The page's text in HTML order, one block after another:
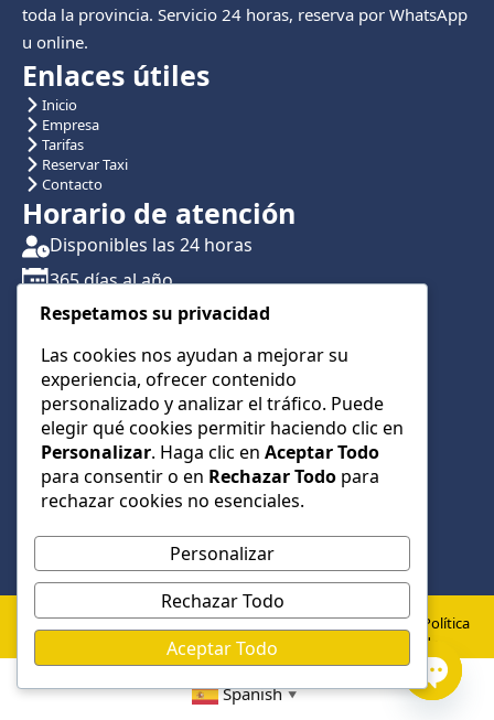
Spanish ▼
toda la provincia. Servicio 24 horas, reserva por WhatsApp
u online.
Enlaces útiles
Inicio
Empresa
Tarifas
Reservar Taxi
Contacto
Horario de atención
Disponibles las 24 horas
365 días al año
Traslados con reserva previa
Atención por teléfono y WhatsApp 24/7
CONTÁCTANOS
+34 622 01 23 74
+34 622 01 23 74
info@taxialmeria9.com
© 2026 Taxi Almería 9 –
Todos los derechos
reservados
Política de
Aviso
Política
de
cookies
Respetamos su privacidad
Las cookies nos ayudan a mejorar su
experiencia, ofrecer contenido
personalizado y analizar el tráfico. Puede
elegir qué cookies permitir haciendo clic en
Personalizar. Haga clic en Aceptar Todo
para consentir o en Rechazar Todo para
rechazar cookies no esenciales.
Personalizar
Rechazar Todo
Aceptar Todo